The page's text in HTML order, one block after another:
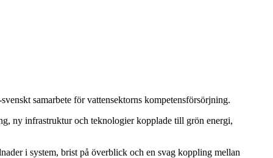
samarbete för vattensektorns kompetensförsörjning.
ny infrastruktur och teknologier kopplade till grön energi,
i system, brist på överblick och en svag koppling mellan